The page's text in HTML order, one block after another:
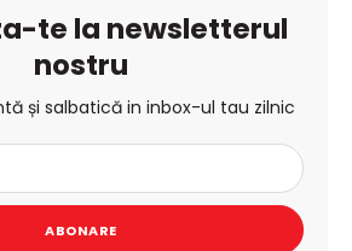
te la newsletterul
nostru
și salbatică in inbox-ul tau zilnic
ABONARE